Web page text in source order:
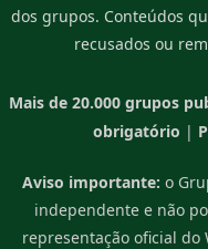
dos grupos. Conteúdos
recusados ou
Mais de 20.000 grupos
obrigatório |
Aviso importante: o
independente e não
representação oficial do